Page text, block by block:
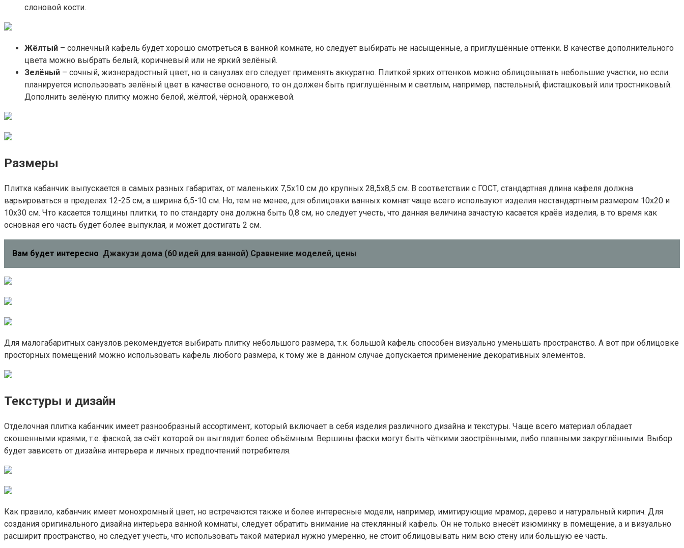
слоновой кости.
Жёлтый – солнечный кафель будет хорошо смотреться в ванной комнате, но следует выбирать не насыщенные, а приглушённые оттенки. В качестве дополнительного
цвета можно выбрать белый, коричневый или не яркий зелёный.
Зелёный – сочный, жизнерадостный цвет, но в санузлах его следует применять аккуратно. Плиткой ярких оттенков можно облицовывать небольшие участки, но если
планируется использовать зелёный цвет в качестве основного, то он должен быть приглушённым и светлым, например, пастельный, фисташковый или тростниковый.
Дополнить зелёную плитку можно белой, жёлтой, чёрной, оранжевой.
Размеры
Плитка кабанчик выпускается в самых разных габаритах, от маленьких 7,5х10 см до крупных 28,5х8,5 см. В соответствии с ГОСТ, стандартная длина кафеля должна
варьироваться в пределах 12-25 см, а ширина 6,5-10 см. Но, тем не менее, для облицовки ванных комнат чаще всего используют изделия нестандартным размером 10х20 и
10х30 см. Что касается толщины плитки, то по стандарту она должна быть 0,8 см, но следует учесть, что данная величина зачастую касается краёв изделия, в то время как
основная его часть будет более выпуклая, и может достигать 2 см.
Вам будет интересно Джакузи дома (60 идей для ванной) Сравнение моделей, цены
Для малогабаритных санузлов рекомендуется выбирать плитку небольшого размера, т.к. большой кафель способен визуально уменьшать пространство. А вот при облицовке
просторных помещений можно использовать кафель любого размера, к тому же в данном случае допускается применение декоративных элементов.
Текстуры и дизайн
Отделочная плитка кабанчик имеет разнообразный ассортимент, который включает в себя изделия различного дизайна и текстуры. Чаще всего материал обладает
скошенными краями, т.е. фаской, за счёт которой он выглядит более объёмным. Вершины фаски могут быть чёткими заострёнными, либо плавными закруглёнными. Выбор
будет зависеть от дизайна интерьера и личных предпочтений потребителя.
Как правило, кабанчик имеет монохромный цвет, но встречаются также и более интересные модели, например, имитирующие мрамор, дерево и натуральный кирпич. Для
создания оригинального дизайна интерьера ванной комнаты, следует обратить внимание на стеклянный кафель. Он не только внесёт изюминку в помещение, а и визуально
расширит пространство, но следует учесть, что использовать такой материал нужно умеренно, не стоит облицовывать ним всю стену или большую её часть.